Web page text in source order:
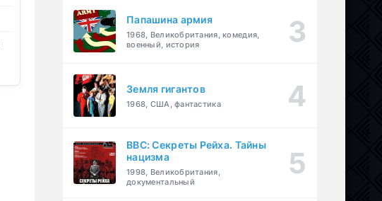
Папашина армия
1968, Великобритания, комедия,
военный, история
Земля гигантов
1968, США, фантастика
BBC: Секреты Рейха. Тайны
нацизма
1998, Великобритания,
документальный